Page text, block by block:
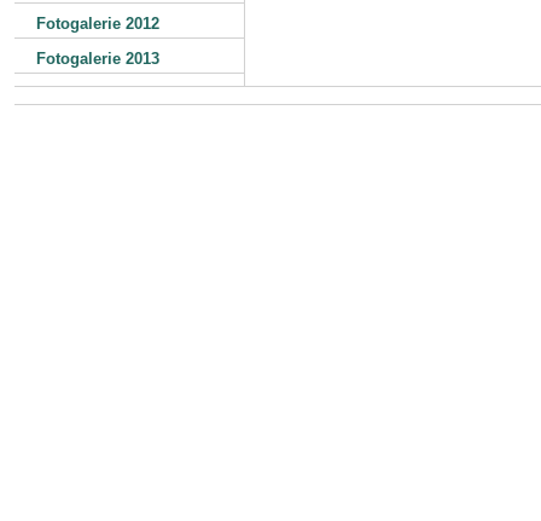
Fotogalerie 2012
Fotogalerie 2013